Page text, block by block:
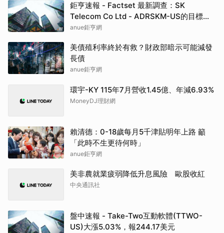
鉅亨速報 - Factset 最新調查：SK
Telecom Co Ltd - ADRSKM-US的目標價
調升至42.64元，幅度約3.73%
anue鉅亨網
美債殖利率終於有救？財政部暗示可能減發
長債
anue鉅亨網
環宇-KY 115年7月營收1.45億、年減6.93%
MoneyDJ理財網
賴清德：0-18歲每月5千津貼明年上路 籲
「此時不生更待何時」
anue鉅亨網
美非農就業疲弱降低升息風險 歐股收紅
中央通訊社
盤中速報 - Take-Two互動軟體(TTWO-
US)大漲5.03%，報244.17美元